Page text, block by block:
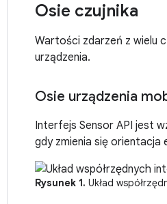
Osie czujnika
Wartości zdarzeń z wielu
urządzenia.
Osie urządzenia
Interfejs Sensor API jest
gdy zmienia się orientacja
Rysunek 1. Układ